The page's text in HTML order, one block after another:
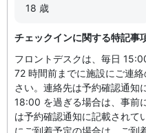
18 歳
チェックインに関する特記事
フロントデスクは、毎日
72 時間前までに施設にご連
さい。連絡先は予約確認通知
18:00 を過ぎる場合は、事前
は予約確認通知に記載されて
にご到着予定の場合は、ご到